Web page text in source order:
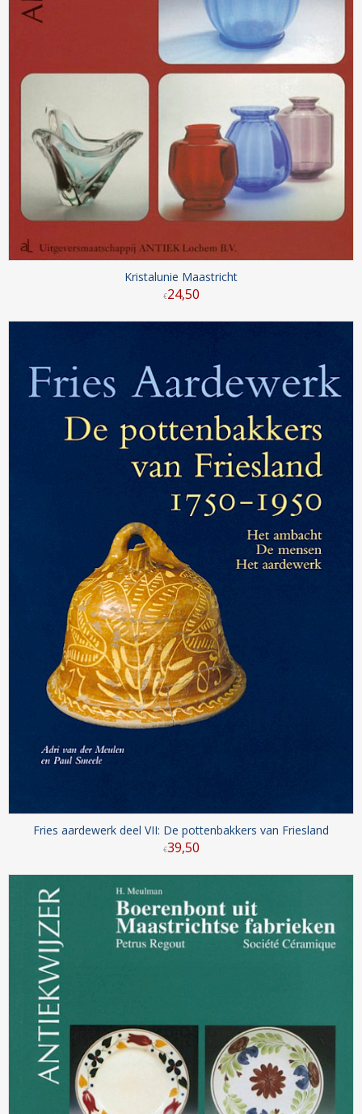
Kristalunie Maastricht
€24,50
Fries aardewerk deel VII: De pottenbakkers van Friesland
€39,50